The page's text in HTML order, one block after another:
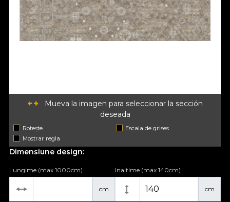
Mueva la imagen para seleccionar la sección
deseada
Rotește
Escala de grises
Mostrar regla
Dimensiune design:
cm
Lungime (max 1000cm)
cm
Inaltime (max 140cm)